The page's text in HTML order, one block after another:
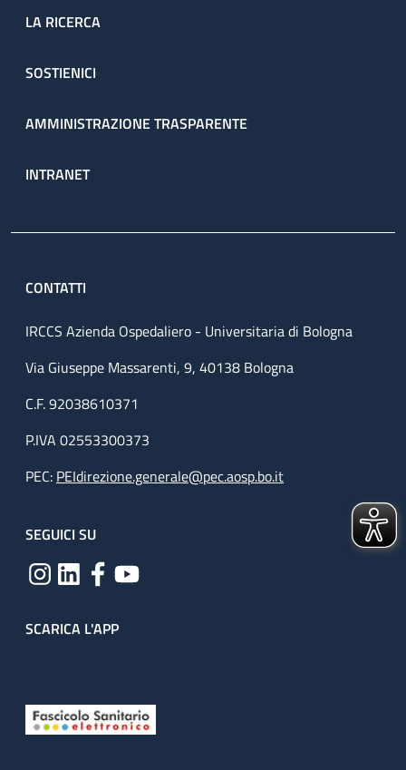
LA RICERCA
SOSTIENICI
AMMINISTRAZIONE TRASPARENTE
INTRANET
CONTATTI
IRCCS Azienda Ospedaliero - Universitaria di Bologna
Via Giuseppe Massarenti, 9, 40138 Bologna
C.F. 92038610371
P.IVA 02553300373
PEC: PEIdirezione.generale@pec.aosp.bo.it
SEGUICI SU
SCARICA L'APP